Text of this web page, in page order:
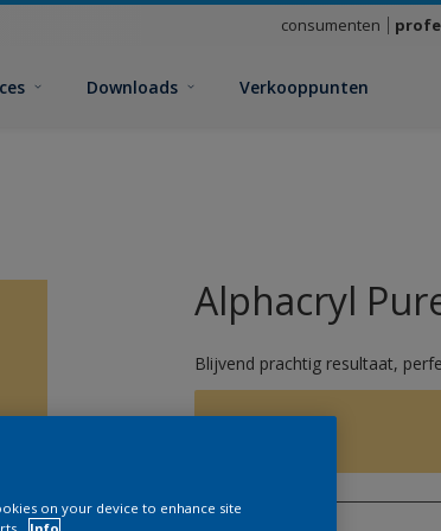
consumenten
Downloads Verkooppunten
Alphacryl
Blijvend prachtig resultaat,
F7.31.80
on your device to enhance site